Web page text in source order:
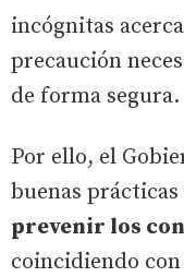
incógnitas
precaución
de forma segura.
Por ello, el
buenas
prevenir los
coincidiendo